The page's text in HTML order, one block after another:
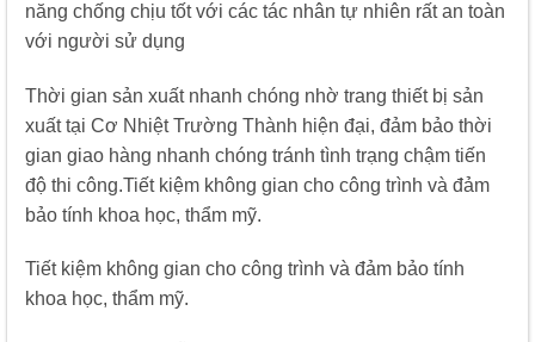
năng chống chịu tốt với các tác nhân tự nhiên rất an toàn
với người sử dụng
Thời gian sản xuất nhanh chóng nhờ trang thiết bị sản
xuất tại Cơ Nhiệt Trường Thành hiện đại, đảm bảo thời
gian giao hàng nhanh chóng tránh tình trạng chậm tiến
độ thi công.Tiết kiệm không gian cho công trình và đảm
bảo tính khoa học, thẩm mỹ.
Tiết kiệm không gian cho công trình và đảm bảo tính
khoa học, thẩm mỹ.